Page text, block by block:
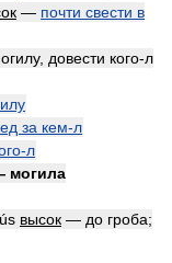
— почти свести в
довести кого-л
за кем-л
л
могила
высок — до гроба;